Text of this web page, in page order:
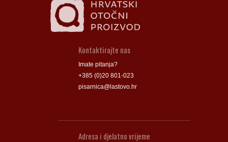
Kontaktirajte nas
Imate pitanja?
+385 (0)20 801-023
pisarnica@lastovo.hr
Adresa i djelatno vrijeme